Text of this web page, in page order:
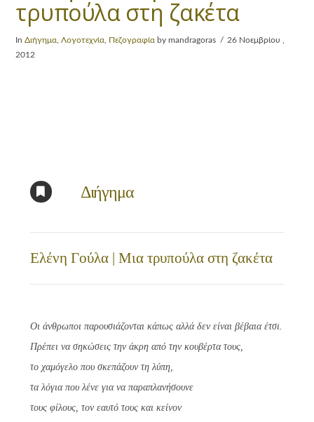
τρυπούλα στη ζακέτα
InΔιήγημα ,Λογοτεχνία Πεζογραφία by mandragoras
26 Νοεμβρίου ,
2012
Διήγημα
Ελένη Γούλα | Μια τρυπούλα στη ζακέτα
Οι άνθρωποι παρουσιάζονται κάπως αλλά δεν είναι βέβαια έτσι.
Πρέπει να σηκώσεις την άκρη από την κουβέρτα τους,
το χαμόγελο που σκεπάζουν τη λύπη,
τα λόγια που λένε για να παραπλανήσουνε
τους φίλους, τον εαυτό τους και κείνον